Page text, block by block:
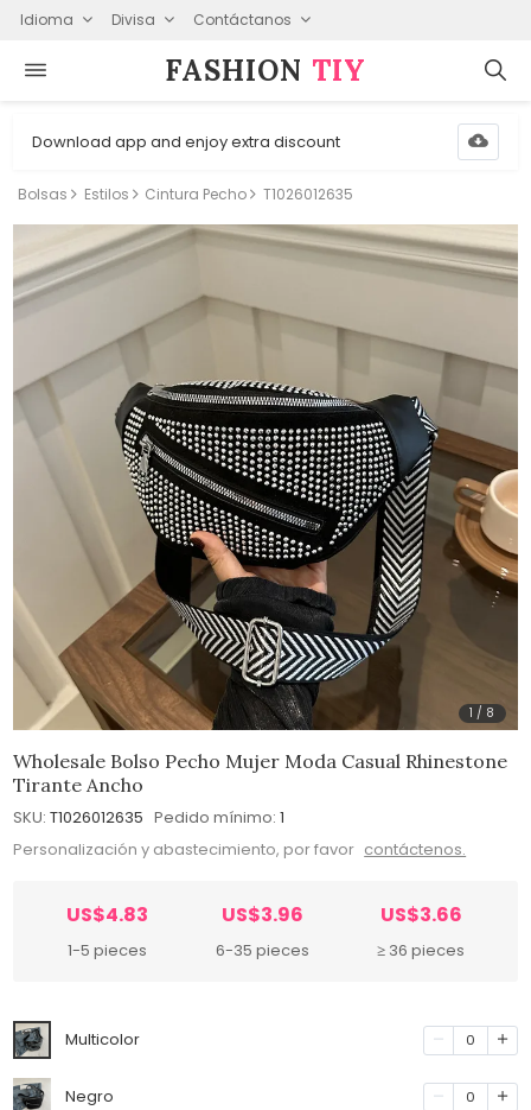
Idioma Divisa Contáctanos
FASHION⁠ TIY
Download app and enjoy extra discount
Bolsas Estilos Cintura Pecho T1026012635
1 / 8
Wholesale Bolso Pecho Mujer Moda Casual Rhinestone
Tirante Ancho
SKU: T1026012635 Pedido mínimo: 1
Personalización y abastecimiento, por favor contáctenos.
US$4.83
1-5 pieces
US$3.96
6-35 pieces
US$3.66
≥ 36 pieces
Multicolor 0
Negro 0